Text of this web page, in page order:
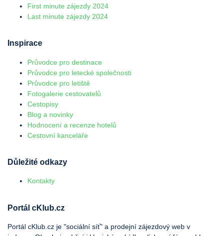
First minute zájezdy 2024
Last minute zájezdy 2024
Inspirace
Průvodce pro destinace
Průvodce pro letecké společnosti
Průvodce pro letiště
Fotogalerie cestovatelů
Cestopisy
Blog a novinky
Hodnocení a recenze hotelů
Cestovní kanceláře
Důležité odkazy
Kontakty
Portál cKlub.cz
Portál cKlub.cz je "sociální síť" a prodejní zájezdový web v